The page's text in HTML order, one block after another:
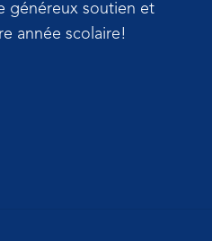
généreux soutien et
année scolaire!